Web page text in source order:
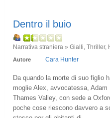
Dentro il buio
Narrativa straniera » Gialli, Thriller,
Autore Cara Hunter
Da quando la morte di suo figlio
moglie Alex, avvocatessa,
Thames Valley, con sede a
poche cose riescono davvero a